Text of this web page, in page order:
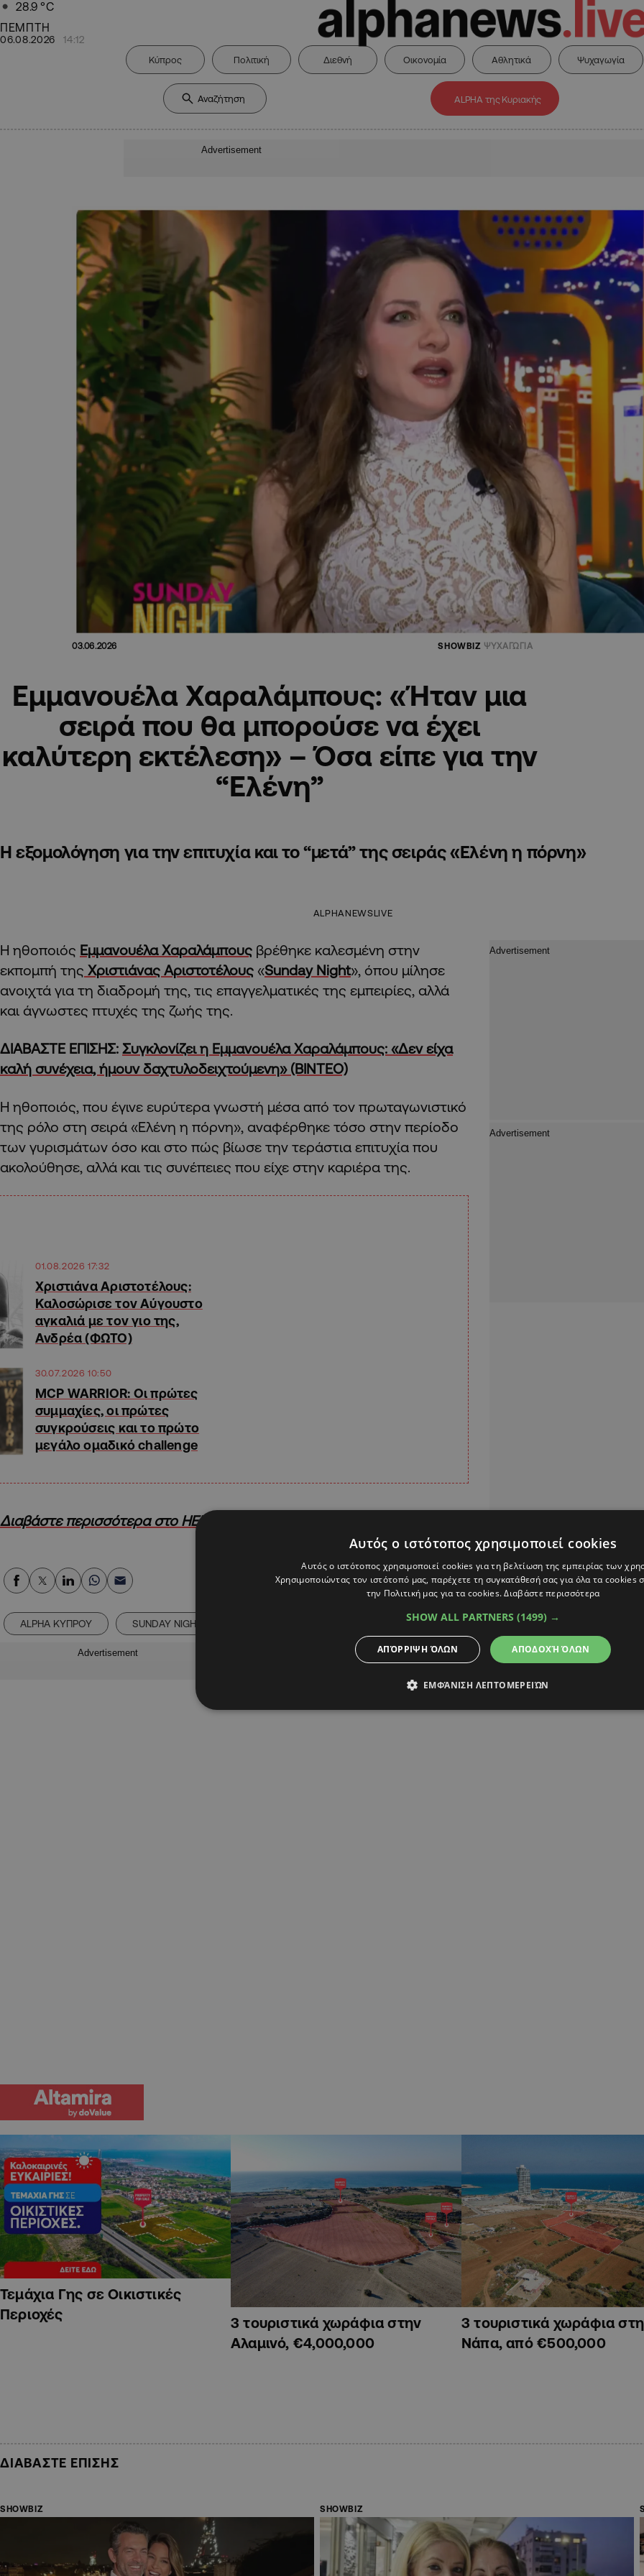
28.9 °C
ΠΕΜΠΤΗ
06.08.2026 14:12
Κύπρος Πολιτική Διεθνή Οικονομία Αθλητικά Ψυχαγωγία
ALPHA της Κυριακής
Advertisement
03.06.2026 SHOWBIZ ΨΥΧΑΓΩΓΙΑ
Εμμανουέλα Χαραλάμπους: «Ήταν μια
σειρά που θα μπορούσε να έχει
καλύτερη εκτέλεση» – Όσα είπε για την
“Ελένη”
Η εξομολόγηση για την επιτυχία και το “μετά” της σειράς «Ελένη η πόρνη»
ALPHANEWSLIVE
Η ηθοποιός Εμμανουέλα Χαραλάμπους βρέθηκε καλεσμένη στην
εκπομπή της Χριστιάνας Αριστοτέλους «Sunday Night», όπου μίλησε
ανοιχτά για τη διαδρομή της, τις επαγγελματικές της εμπειρίες, αλλά
και άγνωστες πτυχές της ζωής της.
ΔΙΑΒΑΣΤΕ ΕΠΙΣΗΣ: Συγκλονίζει η Εμμανουέλα Χαραλάμπους: «Δεν είχα
καλή συνέχεια, ήμουν δαχτυλοδειχτούμενη» (ΒΙΝΤΕΟ)
Η ηθοποιός, που έγινε ευρύτερα γνωστή μέσα από τον πρωταγωνιστικό
της ρόλο στη σειρά «Ελένη η πόρνη», αναφέρθηκε τόσο στην περίοδο
των γυρισμάτων όσο και στο πώς βίωσε την τεράστια επιτυχία που
ακολούθησε, αλλά και τις συνέπειες που είχε στην καριέρα της.
01.08.2026 17:32
Χριστιάνα Αριστοτέλους:
Καλοσώρισε τον Αύγουστο
αγκαλιά με τον γιο της,
Ανδρέα (ΦΩΤΟ)
30.07.2026 10:50
MCP WARRIOR: Οι πρώτες
συμμαχίες, οι πρώτες
συγκρούσεις και το πρώτο
μεγάλο ομαδικό challenge
Διαβάστε περισσότερα στο HELLO!Cyprus
Alpha Podcasts
ALPHA ΚΥΠΡΟΥ SUNDAY NIGHT ΧΡΙΣΤΙΑΝΑ ΑΡΙΣΤΟΤΕΛΟΥΣ
Advertisement
Τεμάχια Γης σε Οικιστικές
Περιοχές
3 τουριστικά χωράφια στην
Αλαμινό, €4,000,000
3 τουριστικά χωράφια
Νάπα, από €500,000
ΔΙΑΒΑΣΤΕ ΕΠΙΣΗΣ
SHOWBIZ SHOWBIZ
Αυτός ο ιστότοπος χρησιμοποιεί cookies
Αυτός ο ιστότοπος χρησιμοποιεί cookies για τη βελτίωση της εμπειρίας των
Χρησιμοποιώντας τον ιστότοπό μας, παρέχετε τη συγκατάθεσή σας για όλα τα cookies
την Πολιτική μας για τα cookies.Διαβάστε περισσότερα
SHOW ALL PARTNERS (1499) →
ΑΠΟΔΟΧΉ ΌΛΩΝ
ΑΠΌΡΡΙΨΗ ΌΛΩΝ
ΕΜΦΆΝΙΣΗ ΛΕΠΤΟΜΕΡΕΙΏΝ